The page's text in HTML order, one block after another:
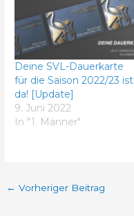
Deine SVL-Dauerkarte
für die Saison 2022/23 ist
da! [Update]
9. Juni 2022
In "1. Männer"
← Vorheriger Beitrag